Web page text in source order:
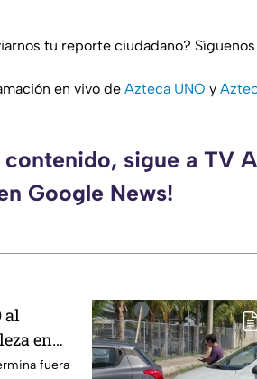
tu reporte ciudadano? Síguenos
en vivo de Azteca UNO y
sigue a TV
Google News!
al
en
fuera